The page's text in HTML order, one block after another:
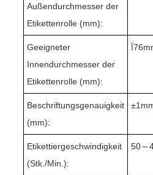
Außendurchmesser der
Etikettenrolle (mm):
Geeigneter
Innendurchmesser der
Etikettenrolle (mm):
Beschriftungsgenauigkeit
(mm):
Etikettiergeschwindigkeit
(Stk./Min.):
50～